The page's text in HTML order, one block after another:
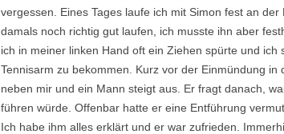
vergessen. Eines Tages laufe ich mit Simon fest an
damals noch richtig gut laufen, ich musste ihn aber
ich in meiner linken Hand oft ein Ziehen spürte und ich
Tennisarm zu bekommen. Kurz vor der Einmündung
neben mir und ein Mann steigt aus. Er fragt danach,
führen würde. Offenbar hatte er eine Entführung
Ich habe ihm alles erklärt und er war zufrieden.